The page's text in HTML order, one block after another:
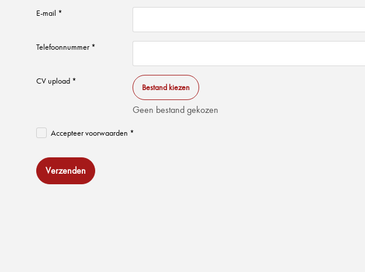
E-mail *
Telefoonnummer *
CV upload *
Bestand kiezen
Geen bestand gekozen
Accepteer voorwaarden *
Verzenden